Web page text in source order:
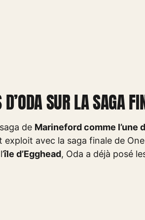
SUR LA SAGA
de Marineford comme l’une
avec la saga finale de One
île d’Egghead, Oda a déjà posé